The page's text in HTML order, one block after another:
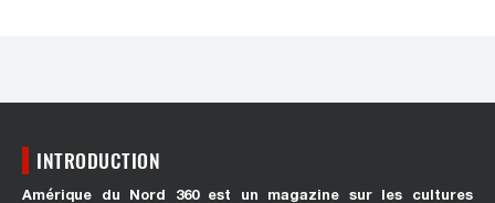
INTRODUCTION
Amérique du Nord 360 est un magazine sur les cultures